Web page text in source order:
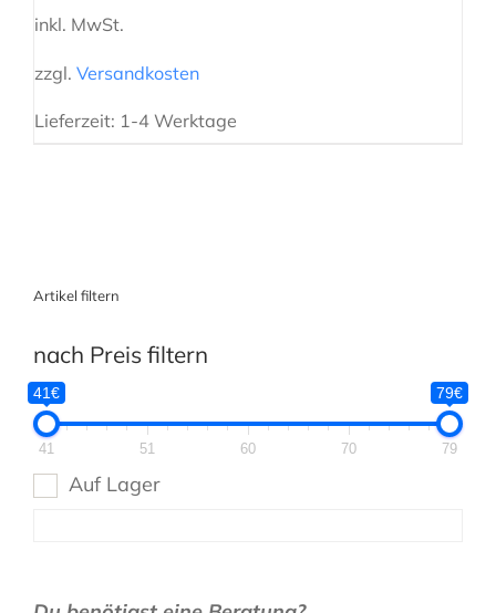
inkl. MwSt.
zzgl. Versandkosten
Lieferzeit: 1-4 Werktage
Artikel filtern
nach Preis filtern
41€ 79€
41 51 60 70 79
Auf Lager